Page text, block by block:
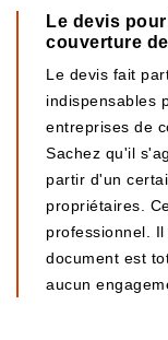
Le devis
couverture
Le devis fait
indispensables
entreprises de
Sachez qu'il
partir d'un
propriétaires.
professionnel.
document est
aucun